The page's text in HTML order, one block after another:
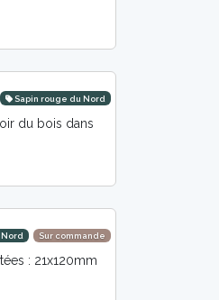
Sapin rouge du Nord
du bois dans
Sur commande
: 21x120mm